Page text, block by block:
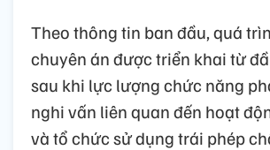
Theo thông tin ban đầu, quá
chuyên án được triển khai từ
sau khi lực lượng chức năng
nghi vấn liên quan đến hoạt
và tổ chức sử dụng trái phép